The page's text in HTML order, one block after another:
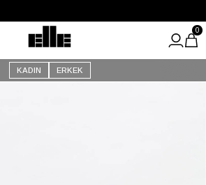
Kargo Ücretsiz!
KADIN ERKEK
0